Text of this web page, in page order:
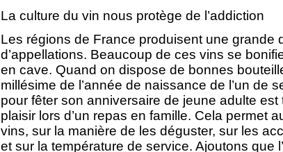
La culture du vin nous protège de l’addiction
Les régions de France produisent une grande
d’appellations. Beaucoup de ces vins se
en cave. Quand on dispose de bonnes
millésime de l’année de naissance de l’un de
pour fêter son anniversaire de jeune adulte
plaisir lors d’un repas en famille. Cela permet
vins, sur la manière de les déguster, sur les
et sur la température de service. Ajoutons que